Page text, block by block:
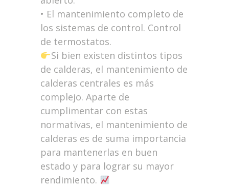
• El mantenimiento completo de
los sistemas de control. Control
de termostatos.
Si bien existen distintos tipos
de calderas, el mantenimiento de
calderas centrales es más
complejo. Aparte de
cumplimentar con estas
normativas, el mantenimiento de
calderas es de suma importancia
para mantenerlas en buen
estado y para lograr su mayor
rendimiento.